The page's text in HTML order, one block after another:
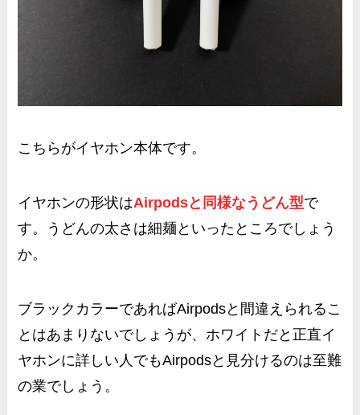
こちらがイヤホン本体です。
イヤホンの形状はAirpodsと同様なうどん型で
す。うどんの太さは細麺といったところでしょう
か。
ブラックカラーであればAirpodsと間違えられるこ
とはあまりないでしょうが、ホワイトだと正直イ
ヤホンに詳しい人でもAirpodsと見分けるのは至難
の業でしょう。